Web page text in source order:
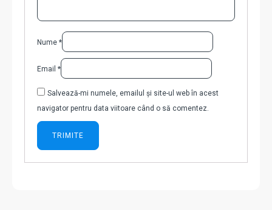
Nume *
Email *
Salvează-mi numele, emailul și site-ul web în acest
navigator pentru data viitoare când o să comentez.